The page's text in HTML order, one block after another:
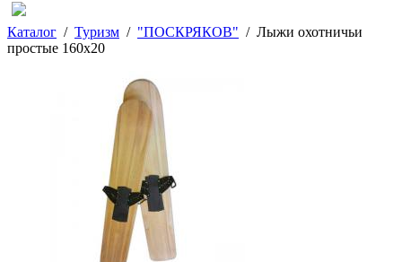
Каталог / Туризм / "ПОСКРЯКОВ" / Лыжи охотничьи
простые 160х20